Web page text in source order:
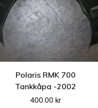
Polaris RMK 700
Tankkåpa -2002
400.00 kr